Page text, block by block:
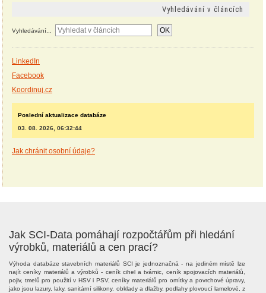
Vyhledávání v článcích
Vyhledávání... OK
LinkedIn
Facebook
Koordinuj.cz
Poslední aktualizace databáze
03. 08. 2026, 06:32:44
Jak chránit osobní údaje?
Jak SCI-Data pomáhají rozpočtářům při hledání
výrobků, materiálů a cen prací?
Výhoda databáze stavebních materiálů SCI je jednoznačná - na jediném místě lze
najít ceníky materiálů a výrobků - ceník cihel a tvárnic, ceník spojovacích materiálů,
pojiv, tmelů pro použití v HSV i PSV, ceníky materiálů pro omítky a povrchové úpravy,
jako jsou lazury, laky, sanitární silikony, obklady a dlažby, podlahy plovoucí lamelové, z